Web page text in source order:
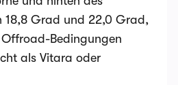
18,8 Grad und 22,0 Grad,
Bedingungen
als Vitara oder